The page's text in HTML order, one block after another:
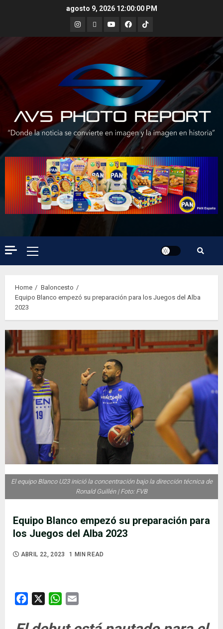
agosto 9, 2026 12:00:01 PM
Instagram
X YoutubeFacebook
TikTok
Primary
Menu
Home
Baloncesto
Equipo Blanco empezó su preparación para los Juegos del Alba
2023
Equipo Blanco empezó su preparación para
los Juegos del Alba 2023
ABRIL 22, 2023 1 MIN READ
El equipo Blanco U23 inició la concentración bajo la dirección técnica de
Ronald Guillén | Foto: FVB
Facebook WhatsApp